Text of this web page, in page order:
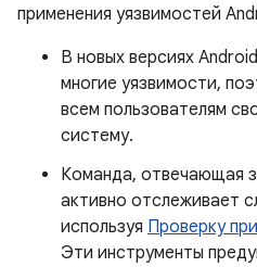
применения уязвимостей
В новых версиях
многие уязвимости,
всем пользователям
систему.
Команда, отвечающая
активно отслеживает
используя Проверку
Эти инструменты